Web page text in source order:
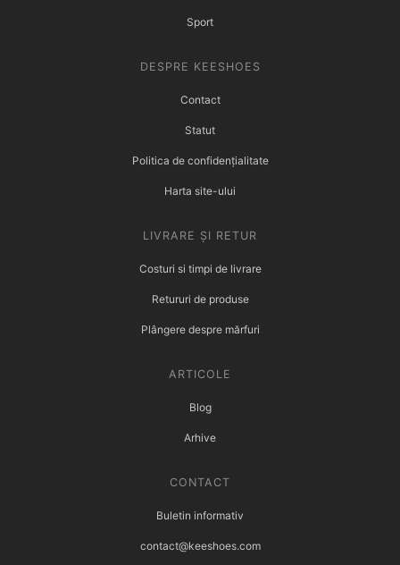
Sport
DESPRE KEESHOES
Contact
Statut
Politica de confidențialitate
Harta site-ului
LIVRARE ȘI RETUR
Costuri si timpi de livrare
Retururi de produse
Plângere despre mărfuri
ARTICOLE
Blog
Arhive
CONTACT
Buletin informativ
contact@keeshoes.com